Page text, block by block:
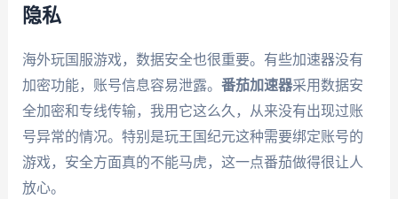
隐私
海外玩国服游戏，数据安全也很重要。有些加速器没有
加密功能，账号信息容易泄露。 番茄加速器采用数据安
全加密和专线传输，我用它这么久，从来没有出现过账
号异常的情况。特别是玩王国纪元这种需要绑定账号的
游戏，安全方面真的不能马虎，这一点番茄做得很让人
放心。